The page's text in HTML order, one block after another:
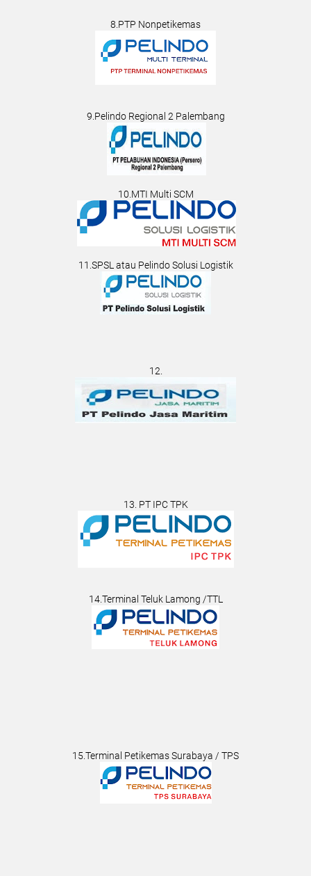
8.PTP Nonpetikemas
9.Pelindo Regional 2 Palembang
10.MTI Multi SCM
11.SPSL atau Pelindo Solusi Logistik
12.
13. PT IPC TPK
14.Terminal Teluk Lamong /TTL
15.Terminal Petikemas Surabaya / TPS